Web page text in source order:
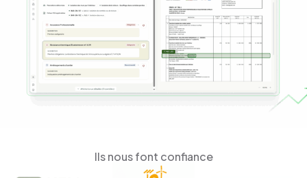
Ils nous font confiance